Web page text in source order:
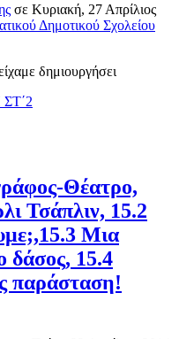
σε Κυριακή, 27 Απρίλιος
Δημοτικού Σχολείου
δημιουργήσει
Θέατρο,
Τσάπλιν, 15.2
Μια
δάσος, 15.4
παράσταση!